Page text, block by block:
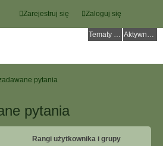
Zaloguj się
Zarejestruj się
Tematy bez odpowiedzi Aktywne tematy
pytania
pytania
Rangi użytkownika i grupy